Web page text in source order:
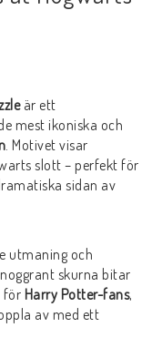
är ett
mest ikoniska och
. Motivet visar
slott – perfekt för
sidan av
utmaning och
skurna bitar
för Harry Potter-fans,
av med ett